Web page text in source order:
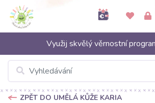
Využij skvělý věrnostní
ZPĚT DO UMĚLÁ KŮŽE KARIA